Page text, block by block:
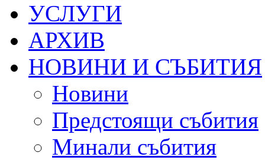
УСЛУГИ
АРХИВ
НОВИНИ И СЪБИТИЯ
Новини
Предстоящи събития
Минали събития